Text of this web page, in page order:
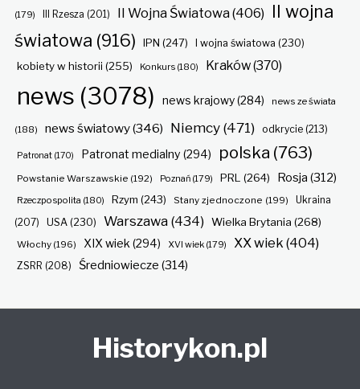
(179) III Rzesza (201) II Wojna Światowa(406) II wojna
światowa (916) IPN (247) I wojna światowa (230)
kobiety w historii (255) Konkurs(180) Kraków(370)
news (3078) news krajowy(284) news ze świata
(188) news światowy(346) Niemcy(471) odkrycie(213)
Patronat(170) Patronat medialny (294) polska (763)
Powstanie Warszawskie (192) Poznań(179) PRL (264) Rosja (312)
Rzeczpospolita (180) Rzym (243) Stany zjednoczone (199)
Ukraina
(207)
USA(230) Warszawa(434) Wielka Brytania (268)
Włochy(196) XIX wiek (294) XVI wiek(179) XX wiek (404)
ZSRR (208) Średniowiecze (314)
Historykon.pl